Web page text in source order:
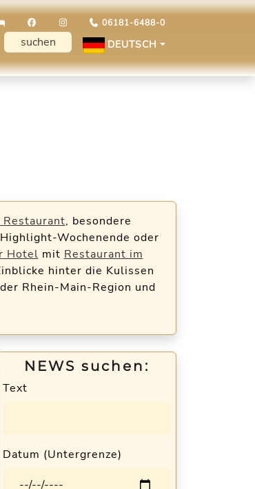
06181-6488-0
DEUTSCH
, besondere
Wochenende oder
Hotel mit Restaurant im
hinter die Kulissen
Rhein-Main-Region und
NEWS suchen:
Text
Datum (Untergrenze)